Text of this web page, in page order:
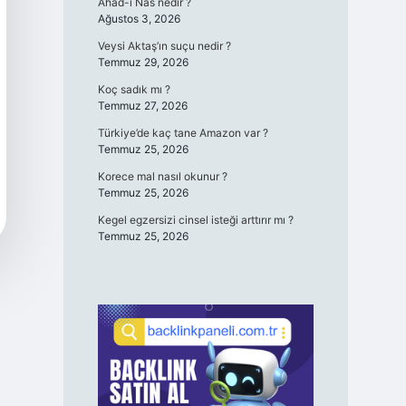
Ağustos 3, 2026
Veysi Aktaş’ın suçu nedir ?
Temmuz 29, 2026
Koç sadık mı ?
Temmuz 27, 2026
Türkiye’de kaç tane Amazon var ?
Temmuz 25, 2026
Korece mal nasıl okunur ?
Temmuz 25, 2026
Kegel egzersizi cinsel isteği arttırır mı ?
Temmuz 25, 2026